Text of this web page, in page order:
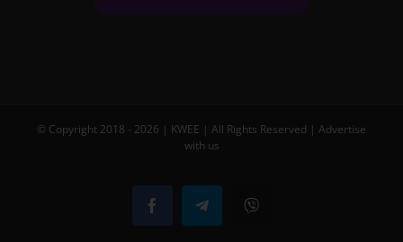
© Copyright 2018 - 2026 | KWEE | All Rights Reserved | Advertise
with us
FacebookTelegramViber